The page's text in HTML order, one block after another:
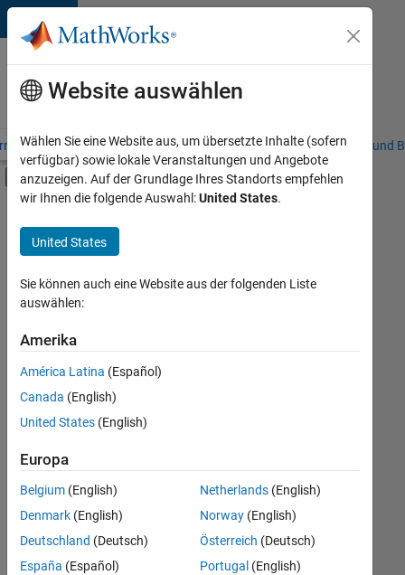
Weiter zum Inhalt
Karriere
bei
MathWorks
– Übersicht Stellensuche Niederlassungen Studierende und
Umschaltung für Off-Canvas-
Hauptinhalt
Advanced Support
Business Applications and Tools
Information Technology
Product Development
Technical Writing
Web Applications and Services
+5
Derzeit
es
keine
offenen
Stellen,
Ihren
Suchkriterien
entsprechen.
können
die
Website auswählen
Wählen Sie eine Website aus, um übersetzte Inhalte (sofern
verfügbar) sowie lokale Veranstaltungen und Angebote
anzuzeigen. Auf der Grundlage Ihres Standorts empfehlen
wir Ihnen die folgende Auswahl:United States.
United States
Sie können auch eine Website aus der folgenden Liste
auswählen:
Amerika
América Latina (Español)
Canada (English)
United States (English)
Europa
Belgium (English)
Denmark (English)
Deutschland (Deutsch)
España (Español)
Netherlands(English)
Norway(English)
Österreich (Deutsch)
Portugal (English)